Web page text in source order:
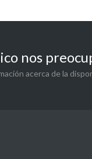
nos
acerca de la